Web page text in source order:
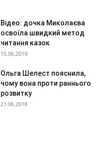
Відео: дочка Миколаєва
освоїла швидкий метод
читання казок
15.06.2019
Ольга Шелест пояснила,
чому вона проти раннього
розвитку
21.06.2018